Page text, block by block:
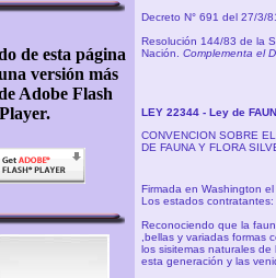
Decreto N° 691 del 27/3/
Resolución 144/83 de la
Nación. Complementa el
LEY 22344 - Ley de
CONVENCION SOBRE
DE FAUNA Y FLORA
Firmada en Washington
Los estados contratantes:
Reconociendo que la
,bellas y variadas formas
los sisitemas naturales
esta generación y las